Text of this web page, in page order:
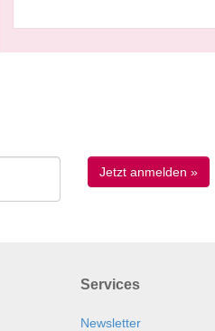
Services
Newsletter